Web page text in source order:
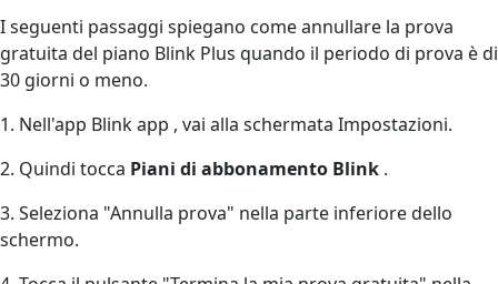
I seguenti passaggi spiegano come annullare la prova
gratuita del piano Blink Plus quando il periodo di prova è di
30 giorni o meno.
1. Nell'app Blink app , vai alla schermata Impostazioni.
2. Quindi tocca Piani di abbonamento Blink .
3. Seleziona "Annulla prova" nella parte inferiore dello
schermo.